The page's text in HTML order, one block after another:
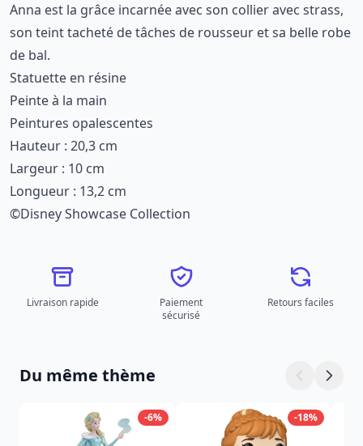
Anna est la grâce incarnée avec son collier avec strass,
son teint tacheté de tâches de rousseur et sa belle robe
de bal.
Statuette en résine
Peinte à la main
Peintures opalescentes
Hauteur : 20,3 cm
Largeur : 10 cm
Longueur : 13,2 cm
©Disney Showcase Collection
Livraison rapide
Paiement
sécurisé
Retours faciles
Du même thème
-6% -18%